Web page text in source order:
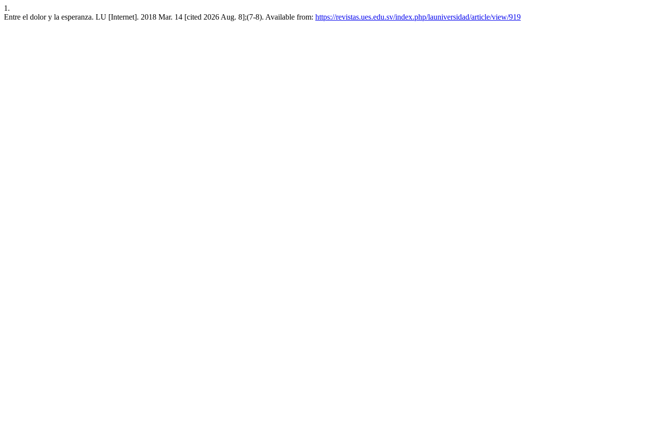
1.
Entre el dolor y la esperanza. LU [Internet]. 2018 Mar. 14 [cited 2026 Aug. 8];(7-8). Available from: https://revistas.ues.edu.sv/index.php/launiversidad/article/view/919